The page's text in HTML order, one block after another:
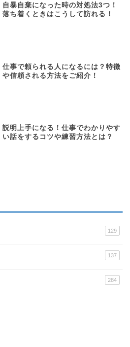
自暴自棄になった時の対処法3つ！
落ち着くときはこうして訪れる！
仕事で頼られる人になるには？特徴
や信頼される方法をご紹介！
説明上手になる！仕事でわかりやす
い話をするコツや練習方法とは？
129
137
284